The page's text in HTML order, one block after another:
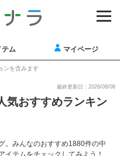
テム マイページ
ンを含みます
最終更新日：2026/08/08
気おすすめランキン
。みんなのおすすめ1880件の中
イテムをチェックしてみよう！